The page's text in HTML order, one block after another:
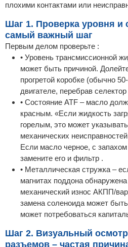
плохими контактами или
Шаг 1. Проверка уровня и
самый важный шаг
Первым делом проверьте :
• Уровень трансмиссионной
может быть причиной.
прогретой коробке (обычно
двигателе, перебрав
• Состояние ATF – масло
красным. «Если жидкость
горелым, это может
механических
Если масло черное, с
замените его и фильтр .
• Металлическая стружка –
магнитах поддона
механический износ АКПП/
замена соленоида может
может потребоваться
Шаг 2. Визуальный
разъемов – частая